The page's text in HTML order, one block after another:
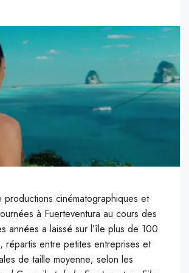
productions cinématographiques et
à Fuerteventura au cours des
années a laissé sur l’île plus de 100
répartis entre petites entreprises et
de taille moyenne; selon les